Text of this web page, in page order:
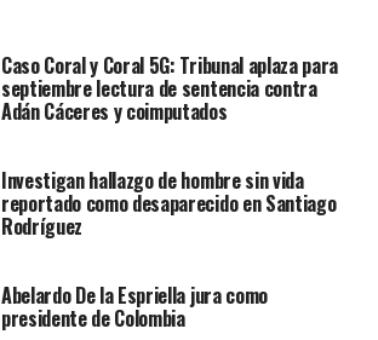
Caso Coral y Coral 5G: Tribunal aplaza para
septiembre lectura de sentencia contra
Adán Cáceres y coimputados
Investigan hallazgo de hombre sin vida
reportado como desaparecido en Santiago
Rodríguez
Abelardo De la Espriella jura como
presidente de Colombia